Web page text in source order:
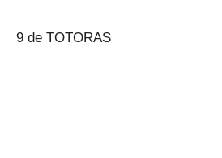
9 de TOTORAS